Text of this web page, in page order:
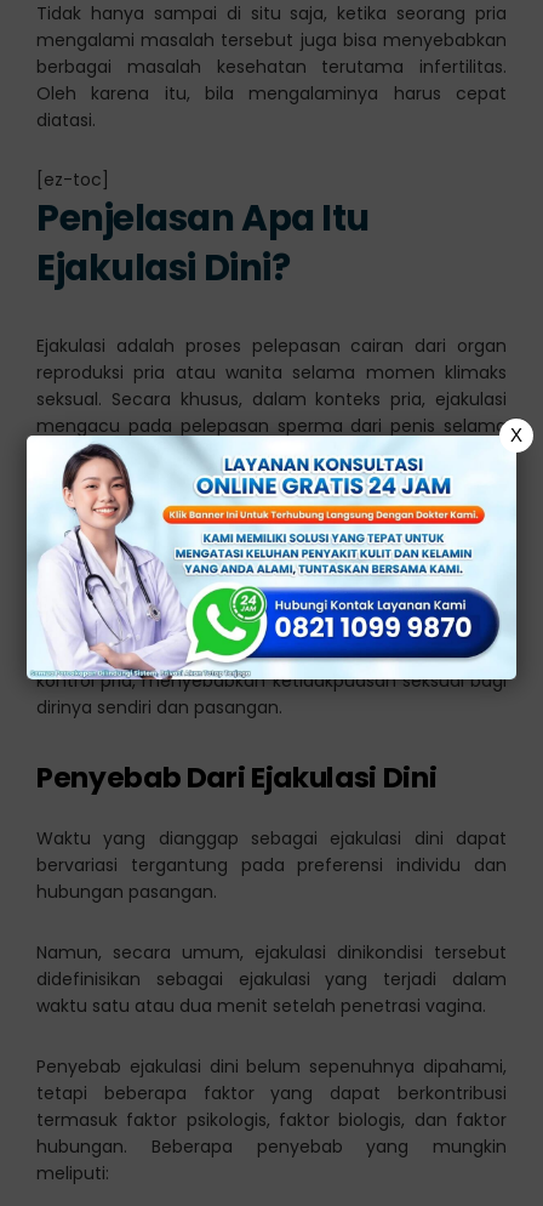
Tidak hanya sampai di situ saja, ketika seorang pria
mengalami masalah tersebut juga bisa menyebabkan
berbagai masalah kesehatan terutama infertilitas.
Oleh karena itu, bila mengalaminya harus cepat
diatasi.
[ez-toc]
Penjelasan Apa Itu
Ejakulasi Dini?
Ejakulasi adalah proses pelepasan cairan dari organ
reproduksi pria atau wanita selama momen klimaks
seksual. Secara khusus, dalam konteks pria, ejakulasi
mengacu pada pelepasan sperma dari penis selama
orgasme seksual.
Sedangkan ejakulasi dini adalah kondisi seksual di
mana seorang pria mengalami pelepasan terlalu
cepat atau kurang dari yang diinginkan selama
aktivitas seksual.
Biasanya, masalah ini terjadi dengan sedikit atau tanpa
kontrol pria, menyebabkan ketidakpuasan seksual bagi
dirinya sendiri dan pasangan.
Penyebab Dari Ejakulasi Dini
Waktu yang dianggap sebagai ejakulasi dini dapat
bervariasi tergantung pada preferensi individu dan
hubungan pasangan.
Namun, secara umum, ejakulasi dinikondisi tersebut
didefinisikan sebagai ejakulasi yang terjadi dalam
waktu satu atau dua menit setelah penetrasi vagina.
Penyebab ejakulasi dini belum sepenuhnya dipahami,
tetapi beberapa faktor yang dapat berkontribusi
termasuk faktor psikologis, faktor biologis, dan faktor
hubungan. Beberapa penyebab yang mungkin
meliputi:
X